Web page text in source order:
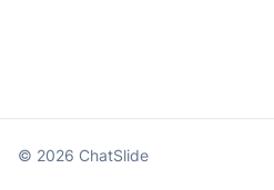
© 2026 ChatSlide